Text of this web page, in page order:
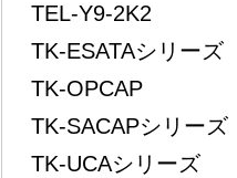
TEL-Y9-2K2
TK-ESATAシリーズ
TK-OPCAP
TK-SACAPシリーズ
TK-UCAシリーズ